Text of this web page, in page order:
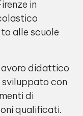
in
alle scuole
didattico
con
di
qualificati.